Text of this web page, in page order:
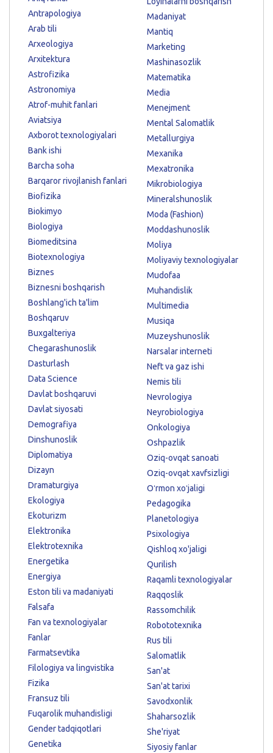
Antrapologiya
Arab tili
Arxeologiya
Arxitektura
Astrofizika
Astronomiya
Atrof-muhit fanlari
Aviatsiya
Axborot texnologiyalari
Bank ishi
Barcha soha
Barqaror rivojlanish fanlari
Biofizika
Biokimyo
Biologiya
Biomeditsina
Biotexnologiya
Biznes
Biznesni boshqarish
Boshlang'ich ta'lim
Boshqaruv
Buxgalteriya
Chegarashunoslik
Dasturlash
Data Science
Davlat boshqaruvi
Davlat siyosati
Demografiya
Dinshunoslik
Diplomatiya
Dizayn
Dramaturgiya
Ekologiya
Ekoturizm
Elektronika
Elektrotexnika
Energetika
Energiya
Eston tili va madaniyati
Falsafa
Fan va texnologiyalar
Fanlar
Farmatsevtika
Filologiya va lingvistika
Fizika
Fransuz tili
Fuqarolik muhandisligi
Gender tadqiqotlari
Genetika
Madaniyat
Mantiq
Marketing
Mashinasozlik
Matematika
Media
Menejment
Mental Salomatlik
Metallurgiya
Mexanika
Mexatronika
Mikrobiologiya
Mineralshunoslik
Moda (Fashion)
Moddashunoslik
Moliya
Moliyaviy texnologiyalar
Mudofaa
Muhandislik
Multimedia
Musiqa
Muzeyshunoslik
Narsalar interneti
Neft va gaz ishi
Nemis tili
Nevrologiya
Neyrobiologiya
Onkologiya
Oshpazlik
Oziq-ovqat sanoati
Oziq-ovqat xavfsizligi
Oʻrmon xoʻjaligi
Pedagogika
Planetologiya
Psixologiya
Qishloq xo'jaligi
Qurilish
Raqamli texnologiyalar
Raqqoslik
Rassomchilik
Robototexnika
Rus tili
Salomatlik
San'at
San'at tarixi
Savodxonlik
Shaharsozlik
She'riyat
Siyosiy fanlar